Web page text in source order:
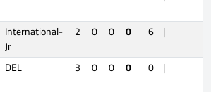
International-
Jr
2 0 0 0 6 |
DEL 3 0 0 0 0 |